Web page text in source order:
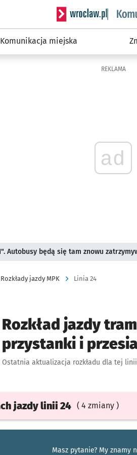
Serwis informacyjny
Komunikacja miejska
REKLAMA
ad
Autobusy będą się tam znowu
Rozkłady jazdy MPK Linia 24
Rozkład jazdy
przystanki i
Ostatnia aktualizacja rozkładu dla tej
jazdylinii 24 ( 4 zmiany )
Masz pytanie? My znamy